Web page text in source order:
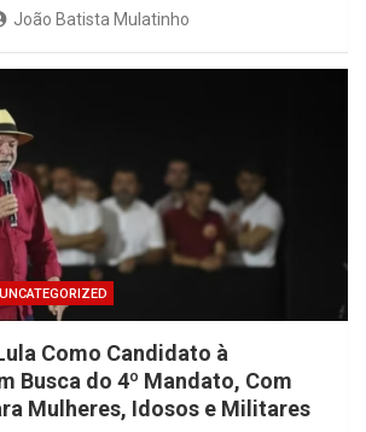
João Batista Mulatinho
UNCATEGORIZED
Como Candidato à
Busca do 4º Mandato, Com
Mulheres, Idosos e Militares